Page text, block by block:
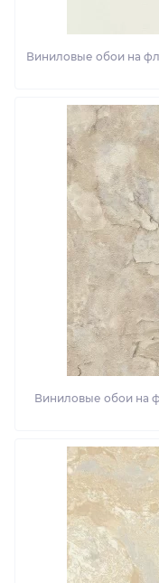
Виниловые обои на
Виниловые обои на